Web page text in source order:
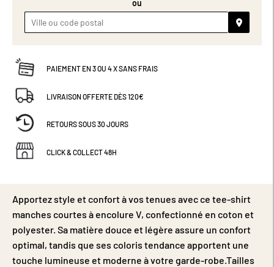
ou
PAIEMENT EN 3 OU 4 X SANS FRAIS
LIVRAISON OFFERTE DÈS 120€
RETOURS SOUS 30 JOURS
CLICK & COLLECT 48H
Apportez style et confort à vos tenues avec ce tee-shirt
manches courtes à encolure V, confectionné en coton et
polyester. Sa matière douce et légère assure un confort
optimal, tandis que ses coloris tendance apportent une
touche lumineuse et moderne à votre garde-robe.Tailles